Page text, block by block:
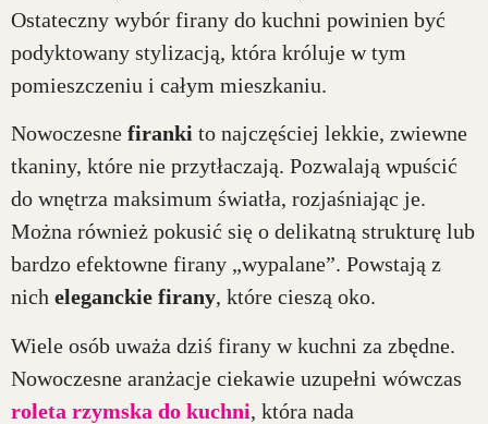
Ostateczny wybór firany do kuchni powinien być
podyktowany stylizacją, która króluje w tym
pomieszczeniu i całym mieszkaniu.
Nowoczesne firanki to najczęściej lekkie, zwiewne
tkaniny, które nie przytłaczają. Pozwalają wpuścić
do wnętrza maksimum światła, rozjaśniając je.
Można również pokusić się o delikatną strukturę lub
bardzo efektowne firany „wypalane”. Powstają z
nich eleganckie firany, które cieszą oko.
Wiele osób uważa dziś firany w kuchni za zbędne.
Nowoczesne aranżacje ciekawie uzupełni wówczas
roleta rzymska do kuchni, która nada